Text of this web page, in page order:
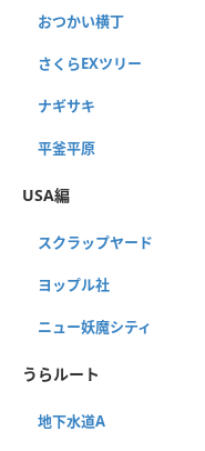
おつかい横丁
さくらEXツリー
ナギサキ
平釜平原
USA編
スクラップヤード
ヨップル社
ニュー妖魔シティ
うらルート
地下水道A